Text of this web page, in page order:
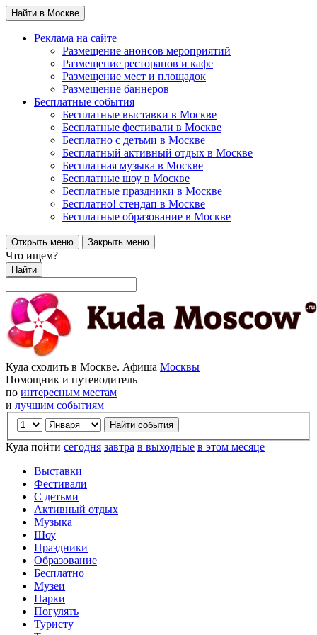
Найти в Москве
Реклама на сайте
Размещение анонсов мероприятий
Размещение ресторанов и кафе
Размещение мест и площадок
Размещение баннеров
Бесплатные события
Бесплатные выставки в Москве
Бесплатные фестивали в Москве
Бесплатно с детьми в Москве
Бесплатный активный отдых в Москве
Бесплатная музыка в Москве
Бесплатные шоу в Москве
Бесплатные праздники в Москве
Бесплатно! стендап в Москве
Бесплатные образование в Москве
Открыть меню Закрыть меню
Что ищем?
Найти
Куда сходить в Москве. Афиша Москвы
Помощник и путеводитель
по интересным местам
и лучшим событиям
Куда пойти сегодня завтра в выходные в этом месяце
Выставки
Фестивали
С детьми
Активный отдых
Музыка
Шоу
Праздники
Образование
Бесплатно
Музеи
Парки
Погулять
Туристу